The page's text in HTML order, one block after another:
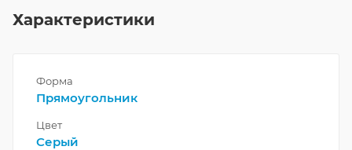
Характеристики
Форма
Прямоугольник
Цвет
Серый